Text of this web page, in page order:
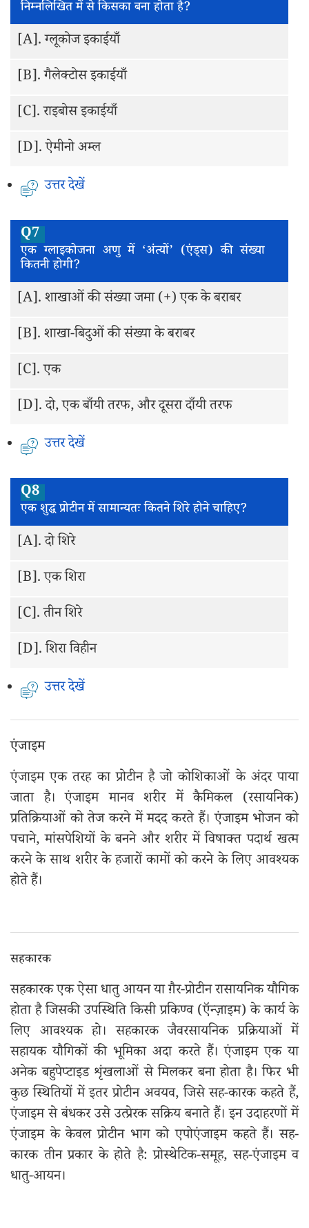
निम्नलिखित में से किसका बना होता है?
[A].ग्लूकोज इकाईयाँ
[B].गैलेक्टोस इकाईयाँ
[C].राइबोस इकाईयाँ
[D].ऐमीनो अम्ल
उत्तर देखें
Q7
एक ग्लाइकोजना अणु में ‘अंत्यों’ (एंड्स) की संख्या
कितनी होगी?
[A].शाखाओं की संख्या जमा (+) एक के बराबर
[B].शाखा-बिदुओं की संख्या के बराबर
[C].एक
[D].दो, एक बाँयी तरफ, और दूसरा दाँयी तरफ
उत्तर देखें
Q8
एक शुद्ध प्रोटीन में सामान्यतः कितने शिरे होने चाहिए?
[A].दो शिरे
[B].एक शिरा
[C].तीन शिरे
[D].शिरा विहीन
उत्तर देखें
एंजाइम
एंजाइम एक तरह का प्रोटीन है जो कोशिकाओं के अंदर पाया
जाता है। एंजाइम मानव शरीर में कैमिकल (रसायनिक)
प्रतिक्रियाओं को तेज करने में मदद करते हैं। एंजाइम भोजन को
पचाने, मांसपेशियों के बनने और शरीर में विषाक्त पदार्थ खत्म
करने के साथ शरीर के हजारों कामों को करने के लिए आवश्यक
होते हैं।
सहकारक
सहकारक एक ऐसा धातु आयन या ग़ैर-प्रोटीन रासायनिक यौगिक
होता है जिसकी उपस्थिति किसी प्रकिण्व (ऍन्ज़ाइम) के कार्य के
लिए आवश्यक हो। सहकारक जैवरसायनिक प्रक्रियाओं में
सहायक यौगिकों की भूमिका अदा करते हैं। एंजाइम एक या
अनेक बहुपेप्टाइड शृंखलाओं से मिलकर बना होता है। फिर भी
कुछ स्थितियों में इतर प्रोटीन अवयव, जिसे सह-कारक कहते हैं,
एंजाइम से बंधकर उसे उत्प्रेरक सक्रिय बनाते हैं। इन उदाहरणों में
एंजाइम के केवल प्रोटीन भाग को एपोएंजाइम कहते हैं। सह-
कारक तीन प्रकार के होते है: प्रोस्थेटिक-समूह, सह-एंजाइम व
धातु-आयन।